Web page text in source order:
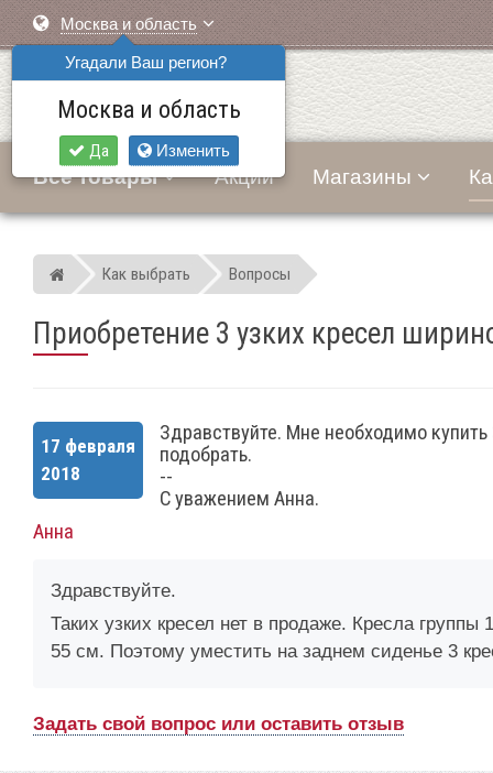
Москва и область
Угадали Ваш регион?
Москва и область
Да Изменить
Все товары Акции Магазины
Мир детских автокресел
Как выбрать Вопросы
Приобретение 3 узких кресел
17 февраля
2018
Здравствуйте. Мне необходимо
подобрать.
--
С уважением Анна.
Анна
Здравствуйте.
Таких узких кресел нет в продаже. Кресла
55 см. Поэтому уместить на заднем сиденье 3
Задать свой вопрос или оставить отзыв